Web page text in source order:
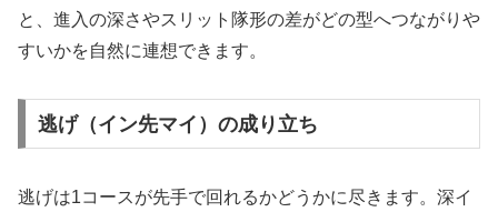
と、進入の深さやスリット隊形の差がどの型へつながりや
すいかを自然に連想できます。
逃げ（イン先マイ）の成り立ち
逃げは1コースが先手で回れるかどうかに尽きます。深イ